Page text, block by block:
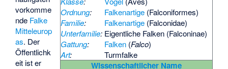
Ordnung: Falkenartige(Falconiformes)
Familie: Falkenartige(Falconidae)
Unterfamilie: Eigentliche Falken(Falconinae)
Gattung: Falken(Falco)
Art: Turmfalke
Wissenschaftlicher Name
vorkomme
nde Falke
Mitteleurop
as. Der
Öffentlichk
eit ist er